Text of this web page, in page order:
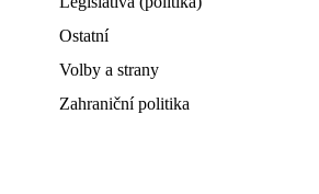
Ostatní
Volby a strany
Zahraniční politika